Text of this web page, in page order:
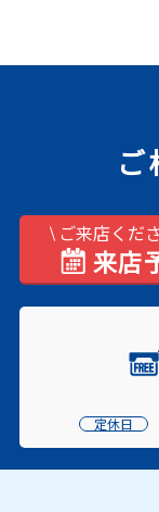
ご
ご来店くだ
来店
定休日